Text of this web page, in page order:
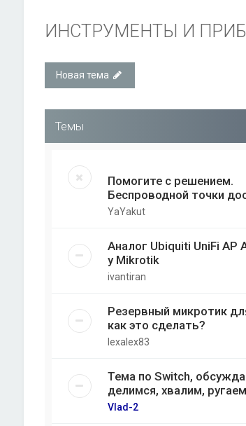
ИНСТРУМЕНТЫ И
Новая тема
Темы
Помогите с решением.
Беспроводной точки
YaYakut
Аналог Ubiquiti UniFi AP
у Mikrotik
ivantiran
Резервный микротик
как это сделать?
lexalex83
Тема по Switch,
делимся, хвалим,
Vlad-2